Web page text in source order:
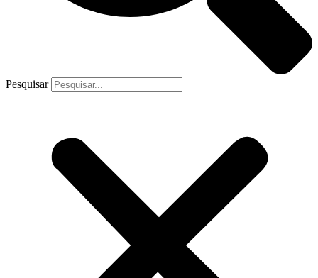
Pesquisar